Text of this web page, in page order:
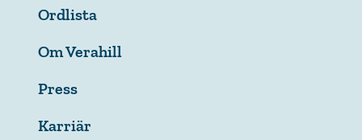
Ordlista
Om Verahill
Press
Karriär